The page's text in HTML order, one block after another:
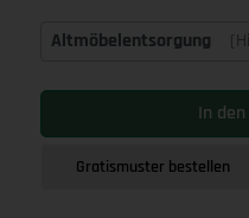
Altmöbelentsorgung
In
Gratismuster bestellen